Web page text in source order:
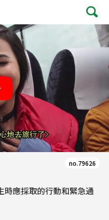
no.79626
時應採取的行動和緊急通